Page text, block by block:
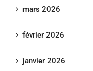
mars 2026
février 2026
janvier 2026